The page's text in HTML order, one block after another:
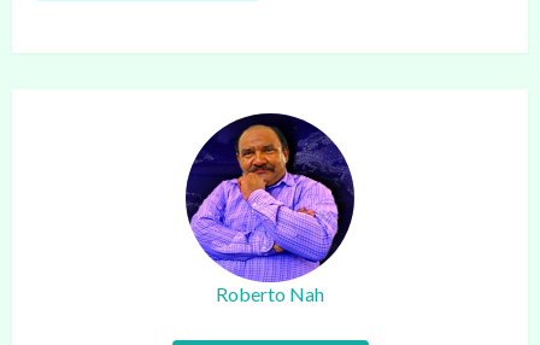
Roberto Nah